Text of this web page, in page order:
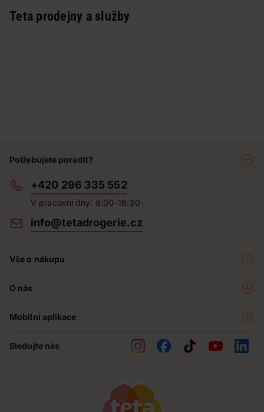
Teta prodejny a služby
Potřebujete poradit?
+420 296 335 552
V pracovní dny: 8:00–16:30
info@tetadrogerie.cz
Vše o nákupu
Prodejny
Obchodní podmínky
O nás
Teta pomáhá
Mobilní aplikace
Sledujte nás